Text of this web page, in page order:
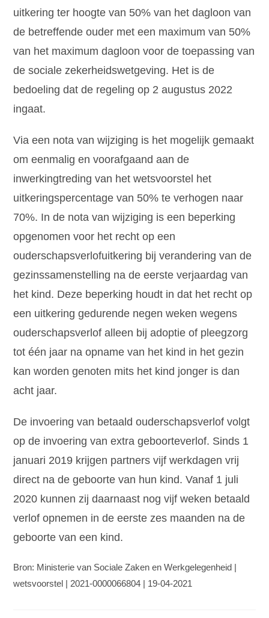
uitkering ter hoogte van 50% van het dagloon van
de betreffende ouder met een maximum van 50%
van het maximum dagloon voor de toepassing van
de sociale zekerheidswetgeving. Het is de
bedoeling dat de regeling op 2 augustus 2022
ingaat.
Via een nota van wijziging is het mogelijk gemaakt
om eenmalig en voorafgaand aan de
inwerkingtreding van het wetsvoorstel het
uitkeringspercentage van 50% te verhogen naar
70%. In de nota van wijziging is een beperking
opgenomen voor het recht op een
ouderschapsverlofuitkering bij verandering van de
gezinssamenstelling na de eerste verjaardag van
het kind. Deze beperking houdt in dat het recht op
een uitkering gedurende negen weken wegens
ouderschapsverlof alleen bij adoptie of pleegzorg
tot één jaar na opname van het kind in het gezin
kan worden genoten mits het kind jonger is dan
acht jaar.
De invoering van betaald ouderschapsverlof volgt
op de invoering van extra geboorteverlof. Sinds 1
januari 2019 krijgen partners vijf werkdagen vrij
direct na de geboorte van hun kind. Vanaf 1 juli
2020 kunnen zij daarnaast nog vijf weken betaald
verlof opnemen in de eerste zes maanden na de
geboorte van een kind.
Bron: Ministerie van Sociale Zaken en Werkgelegenheid |
wetsvoorstel | 2021-0000066804 | 19-04-2021